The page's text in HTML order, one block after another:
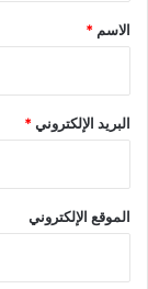
*
الاسم *
البريد الإلكتروني*
الموقع الإلكتروني